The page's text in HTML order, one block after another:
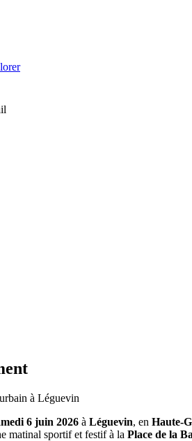
à Léguevin
6 juin 2026 à Léguevin, en Haute-
matinal sportif et festif à la Place de la